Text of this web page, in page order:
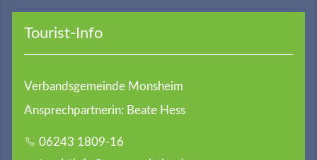
Tourist-Info
Verbandsgemeinde Monsheim
Ansprechpartnerin: Beate Hess
06243 1809-16